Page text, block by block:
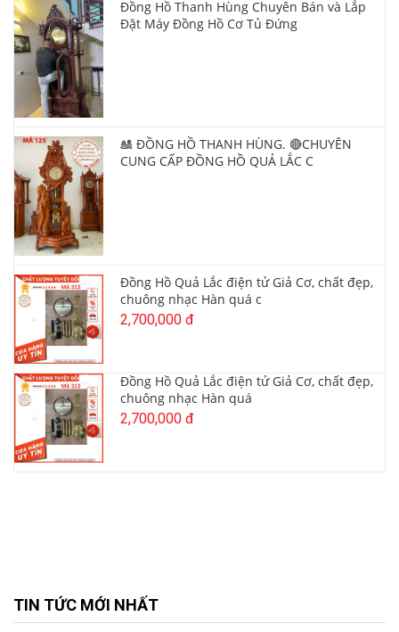
Đồng Hồ Thanh Hùng Chuyên Bán và Lắp
Đặt Máy Đồng Hồ Cơ Tủ Đứng
🎎 ĐỒNG HỒ THANH HÙNG. 🔴CHUYÊN
CUNG CẤP ĐỒNG HỒ QUẢ LẮC C
Đồng Hồ Quả Lắc điện tử Giả Cơ, chất đẹp,
chuông nhạc Hàn quá c
2,700,000 đ
Đồng Hồ Quả Lắc điện tử Giả Cơ, chất đẹp,
chuông nhạc Hàn quá
2,700,000 đ
TIN TỨC MỚI NHẤT